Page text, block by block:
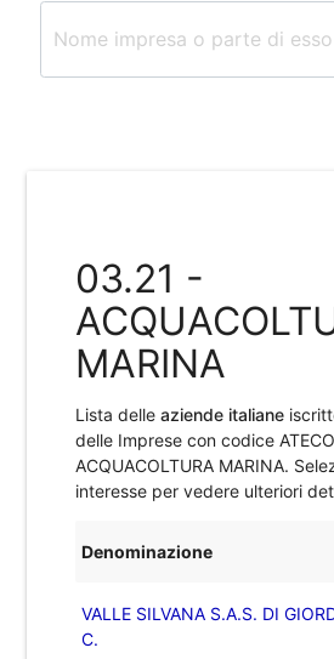
03.21 -
MARINA
Lista delleaziende italiane
delle Imprese con codice
ACQUACOLTURA MARINA.
interesse per vedere ulteriori
Denominazione
VALLE SILVANA S.A.S. DI
C.